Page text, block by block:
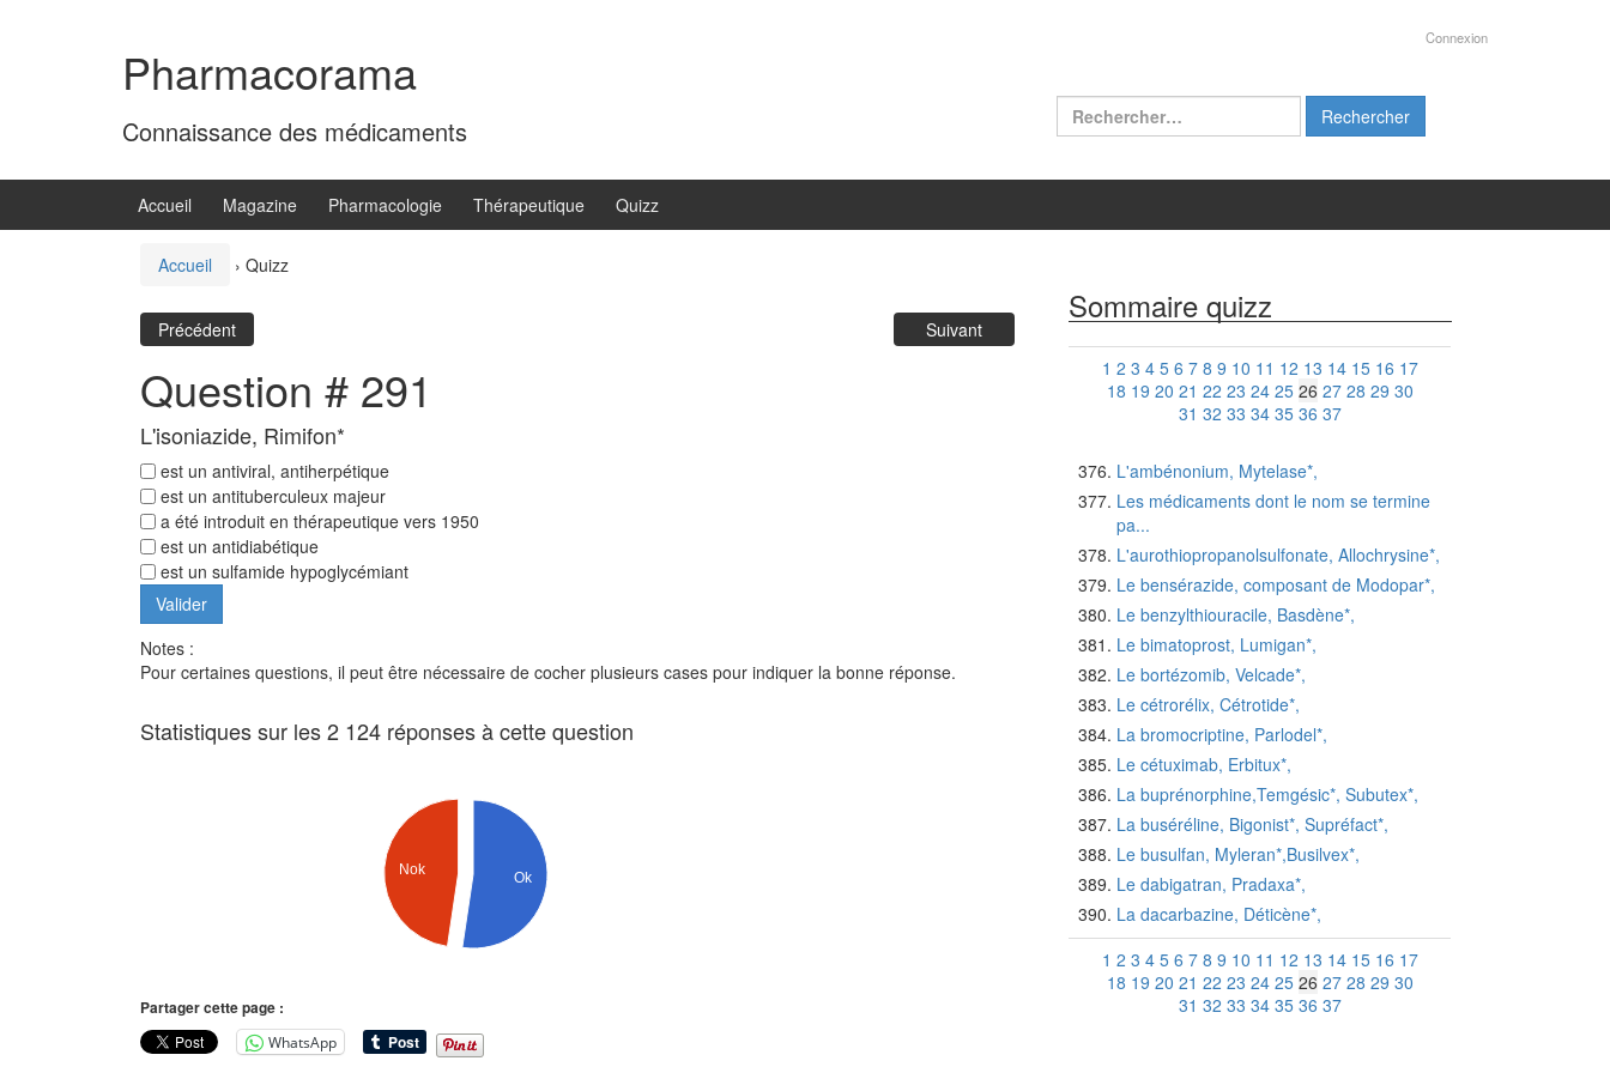
Pharmacorama
Connaissance des médicaments
Connexion
Rechercher :
Accueil Magazine Pharmacologie Thérapeutique Quizz
Accueil › Quizz
Précédent Suivant
Question # 291
L'isoniazide, Rimifon*
est un antiviral, antiherpétique
est un antituberculeux majeur
a été introduit en thérapeutique vers 1950
est un antidiabétique
est un sulfamide hypoglycémiant
Notes :
Pour certaines questions, il peut être nécessaire de cocher plusieurs cases pour indiquer la bonne réponse.
Statistiques sur les 2 124 réponses à cette question
Nok Ok
Partager cette page :
WhatsApp
Sommaire quizz
1 2 3 4 5 6 7 8 9 10 11 12 13 14 15 16 17
18 19 20 21 22 23 24 25 26 27 28 29 30
31 32 33 34 35 36 37
L'ambénonium, Mytelase*,
Les médicaments dont le nom se termine
pa...
L'aurothiopropanolsulfonate, Allochrysine*,
Le bensérazide, composant de Modopar*,
Le benzylthiouracile, Basdène*,
Le bimatoprost, Lumigan*,
Le bortézomib, Velcade*,
Le cétrorélix, Cétrotide*,
La bromocriptine, Parlodel*,
Le cétuximab, Erbitux*,
La buprénorphine,Temgésic*, Subutex*,
La buséréline, Bigonist*, Supréfact*,
Le busulfan, Myleran*,Busilvex*,
Le dabigatran, Pradaxa*,
La dacarbazine, Déticène*,
1 2 3 4 5 6 7 8 9 10 11 12 13 14 15 16 17
18 19 20 21 22 23 24 25 26 27 28 29 30
31 32 33 34 35 36 37